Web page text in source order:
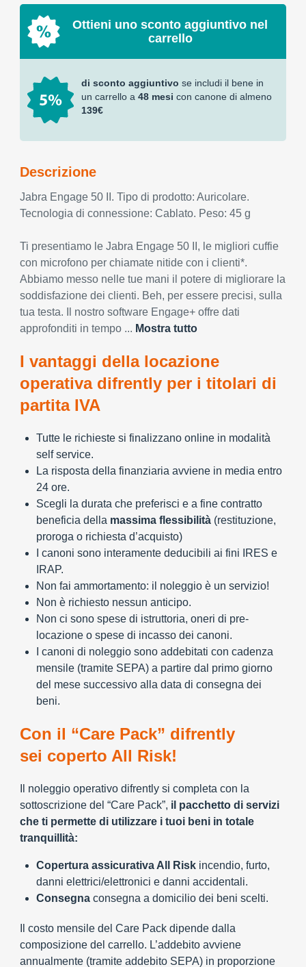
Ottieni uno sconto aggiuntivo nel
carrello
di sconto aggiuntivo se includi il bene in
un carrello a 48 mesi con canone di almeno
139€
Descrizione
Jabra Engage 50 II. Tipo di prodotto: Auricolare.
Tecnologia di connessione: Cablato. Peso: 45 g
Ti presentiamo le Jabra Engage 50 II, le migliori cuffie
con microfono per chiamate nitide con i clienti*.
Abbiamo messo nelle tue mani il potere di migliorare la
soddisfazione dei clienti. Beh, per essere precisi, sulla
tua testa. Il nostro software Engage+ offre dati
approfonditi in tempo ... Mostra tutto
I vantaggi della locazione
operativa difrently per i titolari di
partita IVA
Tutte le richieste si finalizzano online in modalità
self service.
La risposta della finanziaria avviene in media entro
24 ore.
Scegli la durata che preferisci e a fine contratto
beneficia della massima flessibilità (restituzione,
proroga o richiesta d’acquisto)
I canoni sono interamente deducibili ai fini IRES e
IRAP.
Non fai ammortamento: il noleggio è un servizio!
Non è richiesto nessun anticipo.
Non ci sono spese di istruttoria, oneri di pre-
locazione o spese di incasso dei canoni.
I canoni di noleggio sono addebitati con cadenza
mensile (tramite SEPA) a partire dal primo giorno
del mese successivo alla data di consegna dei
beni.
Con il “Care Pack” difrently
sei coperto All Risk!
Il noleggio operativo difrently si completa con la
sottoscrizione del “Care Pack”, il pacchetto di servizi
che ti permette di utilizzare i tuoi beni in totale
tranquillità:
Copertura assicurativa All Risk incendio, furto,
danni elettrici/elettronici e danni accidentali.
Consegna consegna a domicilio dei beni scelti.
Il costo mensile del Care Pack dipende dalla
composizione del carrello. L’addebito avviene
annualmente (tramite addebito SEPA) in proporzione